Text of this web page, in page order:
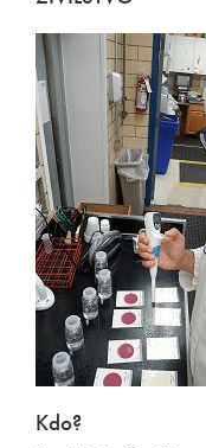
Kdo?